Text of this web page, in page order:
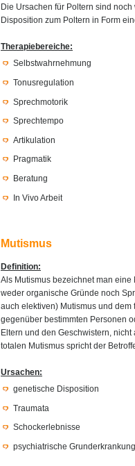
Die Ursachen für Poltern sind
Disposition zum Poltern in Form
Therapiebereiche:
Selbstwahrnehmung
Tonusregulation
Sprechmotorik
Sprechtempo
Artikulation
Pragmatik
Beratung
In Vivo Arbeit
Mutismus
Definition:
Als Mutismus bezeichnet man
weder organische Gründe noch
auch elektiven) Mutismus und
gegenüber bestimmten Personen
Eltern und den Geschwistern,
totalen Mutismus spricht der
Ursachen:
genetische Disposition
Traumata
Schockerlebnisse
psychiatrische Grunderkrankung